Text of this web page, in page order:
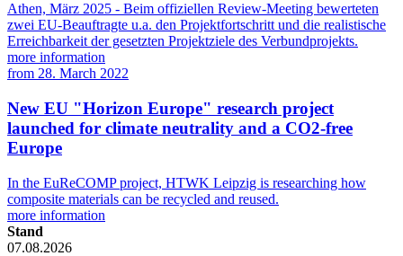
Athen, März 2025 - Beim offiziellen Review-Meeting bewerteten
zwei EU-Beauftragte u.a. den Projektfortschritt und die realistische
Erreichbarkeit der gesetzten Projektziele des Verbundprojekts.
more information
from 28. March 2022
New EU "Horizon Europe" research project
launched for climate neutrality and a CO2-free
Europe
In the EuReCOMP project, HTWK Leipzig is researching how
composite materials can be recycled and reused.
more information
Stand
07.08.2026